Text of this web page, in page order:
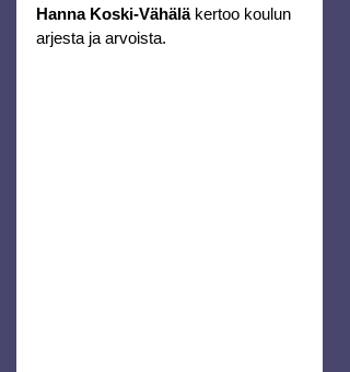
Hanna Koski-Vähälä kertoo koulun
arjesta ja arvoista.